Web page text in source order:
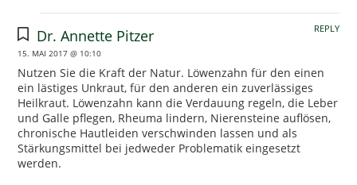
Dr. Annette Pitzer
15. MAI 2017 @ 10:10
Nutzen Sie die Kraft der Natur. Löwenzahn für den einen
ein lästiges Unkraut, für den anderen ein zuverlässiges
Heilkraut. Löwenzahn kann die Verdauung regeln, die Leber
und Galle pflegen, Rheuma lindern, Nierensteine auflösen,
chronische Hautleiden verschwinden lassen und als
Stärkungsmittel bei jedweder Problematik eingesetzt
werden.
REPLY